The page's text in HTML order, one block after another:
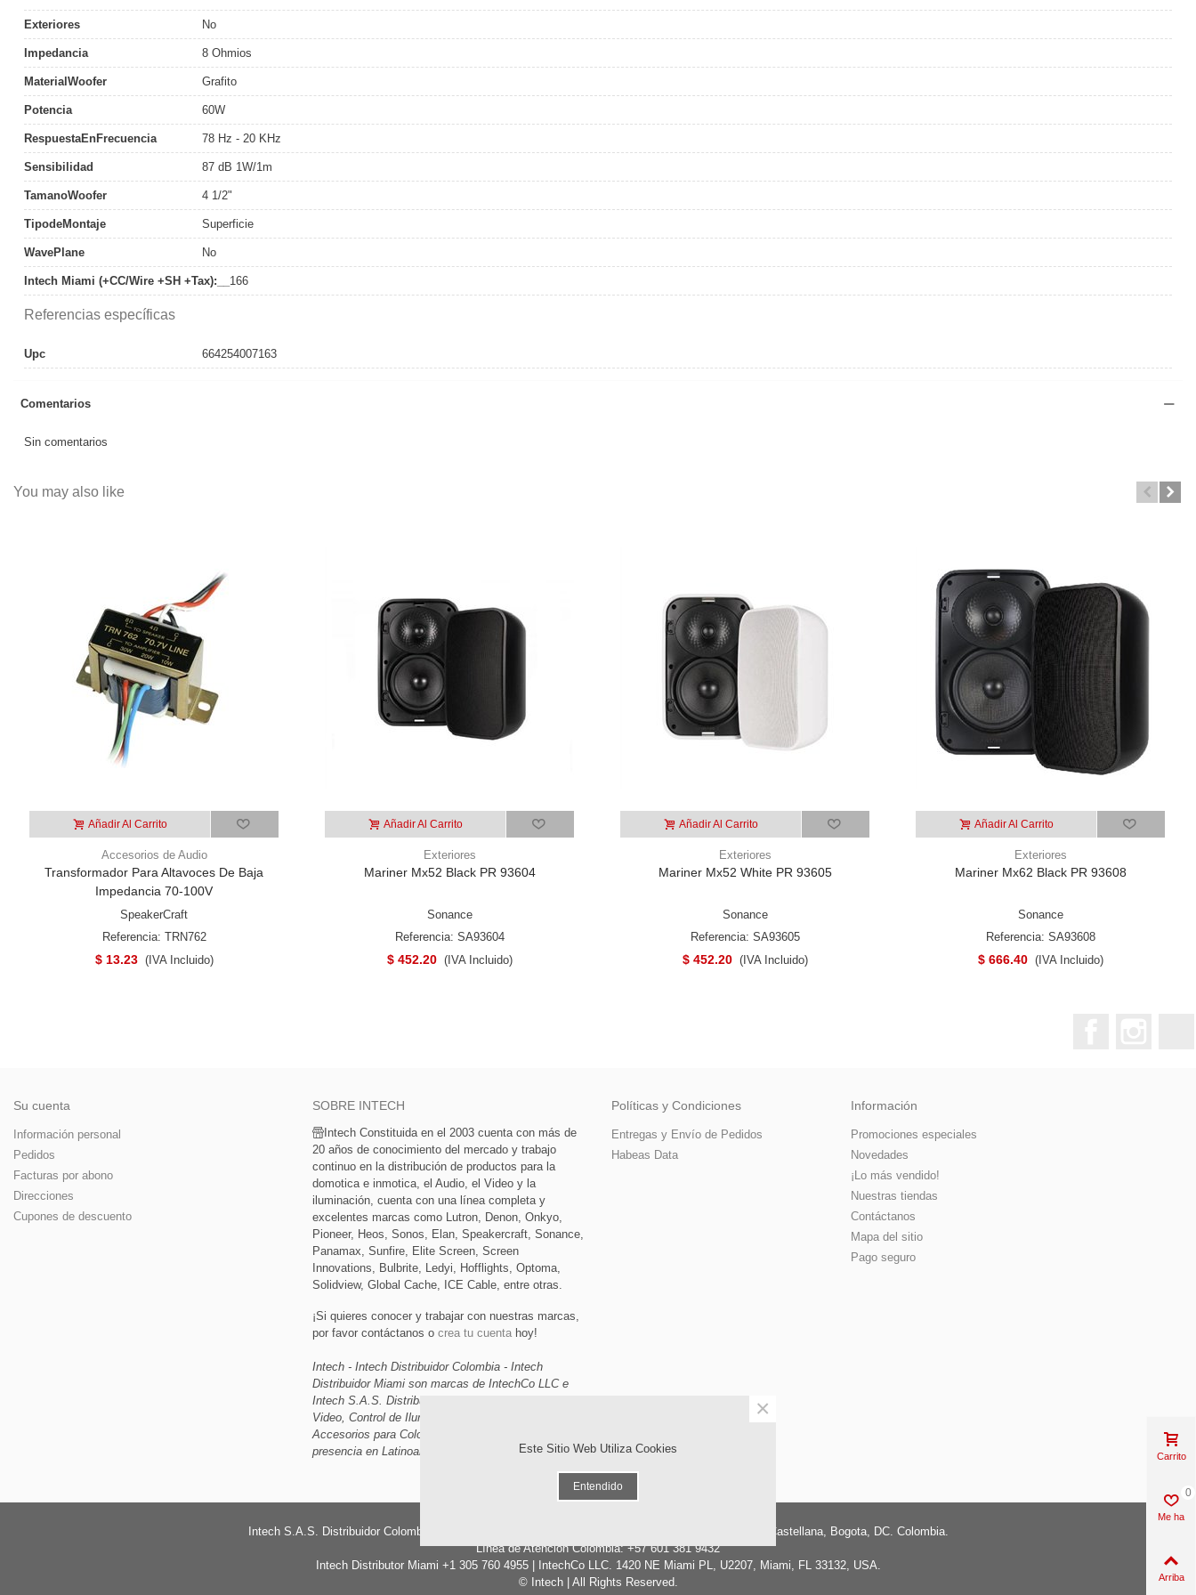
Exteriores No
Impedancia 8 Ohmios
MaterialWoofer Grafito
Potencia 60W
RespuestaEnFrecuencia 78 Hz - 20 KHz
Sensibilidad 87 dB 1W/1m
TamanoWoofer 4 1/2"
TipodeMontaje Superficie
WavePlane No
Intech Miami (+CC/Wire +SH +Tax):__ 166
Referencias específicas
Upc 664254007163
Comentarios
Sin comentarios
You may also like
Añadir Al Carrito
Accesorios de Audio
Transformador Para Altavoces De Baja
Impedancia 70-100V
SpeakerCraft
Referencia: TRN762
$ 13.23 (IVA Incluido)
Añadir Al Carrito
Exteriores
Mariner Mx52 Black PR 93604
Sonance
Referencia: SA93604
$ 452.20 (IVA Incluido)
Añadir Al Carrito
Exteriores
Mariner Mx52 White PR 93605
Sonance
Referencia: SA93605
$ 452.20 (IVA Incluido)
Añadir Al Carrito
Exteriores
Mariner Mx62 Black PR 93608
Sonance
Referencia: SA93608
$ 666.40 (IVA Incluido)
Su cuenta
Información personal
Pedidos
Facturas por abono
Direcciones
Cupones de descuento
SOBRE INTECH
Intech Constituida en el 2003 cuenta con más de
20 años de conocimiento del mercado y trabajo
continuo en la distribución de productos para la
domotica e inmotica, el Audio, el Video y la
iluminación, cuenta con una línea completa y
excelentes marcas como Lutron, Denon, Onkyo,
Pioneer, Heos, Sonos, Elan, Speakercraft, Sonance,
Panamax, Sunfire, Elite Screen, Screen
Innovations, Bulbrite, Ledyi, Hofflights, Optoma,
Solidview, Global Cache, ICE Cable, entre otras.
¡Si quieres conocer y trabajar con nuestras marcas,
por favor contáctanos o crea tu cuenta hoy!
Intech - Intech Distribuidor Colombia - Intech
Distribuidor Miami son marcas de IntechCo LLC e
Intech S.A.S. Distribuidor de Domótica, Audio,
Video, Control de Iluminación, Automatización y
Accesorios para Colombia, Miami Florida y
presencia en Latinoamerica.
Políticas y Condiciones
Entregas y Envío de Pedidos
Habeas Data
Información
Promociones especiales
Novedades
¡Lo más vendido!
Nuestras tiendas
Contáctanos
Mapa del sitio
Pago seguro
Intech S.A.S. Distribuidor Colombia. | Oficinas Exhibición y Ventas: CC. Iserra 100 LC 133 Barrio La Castellana, Bogota, DC. Colombia.
Línea de Atención Colombia: +57 601 381 9432
Intech Distributor Miami +1 305 760 4955 | IntechCo LLC. 1420 NE Miami PL, U2207, Miami, FL 33132, USA.
© Intech | All Rights Reserved.
Carrito
Me ha
0
Arriba
Este Sitio Web Utiliza Cookies
Entendido
×